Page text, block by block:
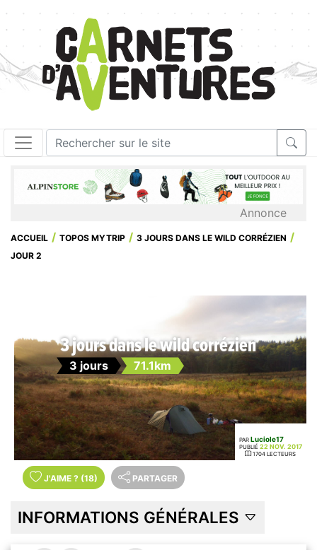
Annonce
ACCUEIL TOPOS MYTRIP
3 JOURS DANS LE WILD CORRÉZIEN
JOUR 2
3 jours dans le wild corrézien
3 jours 71.1km
PAR Luciole17
PUBLIÉ 22 NOV. 2017
1704 LECTEURS
J'AIME ? (18) PARTAGER
INFORMATIONS GÉNÉRALES